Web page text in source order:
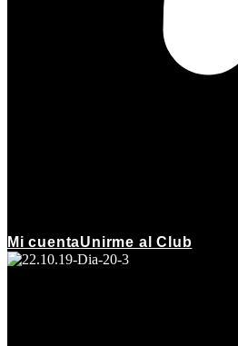
Mi cuentaUnirme al Club